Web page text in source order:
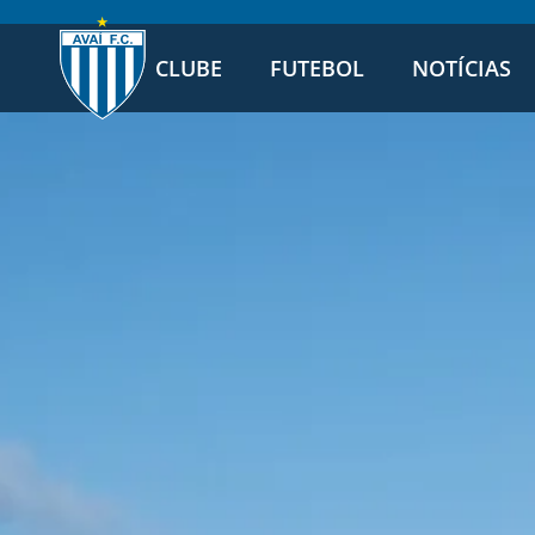
CLUBE FUTEBOL NOTÍCIAS